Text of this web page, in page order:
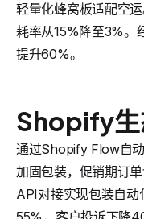
轻量化蜂窝板适配空
耗率从15%降至3%。
提升60%。
Shopify生
通过Shopify Flow自
加固包装，促销期订
API对接实现包装自动